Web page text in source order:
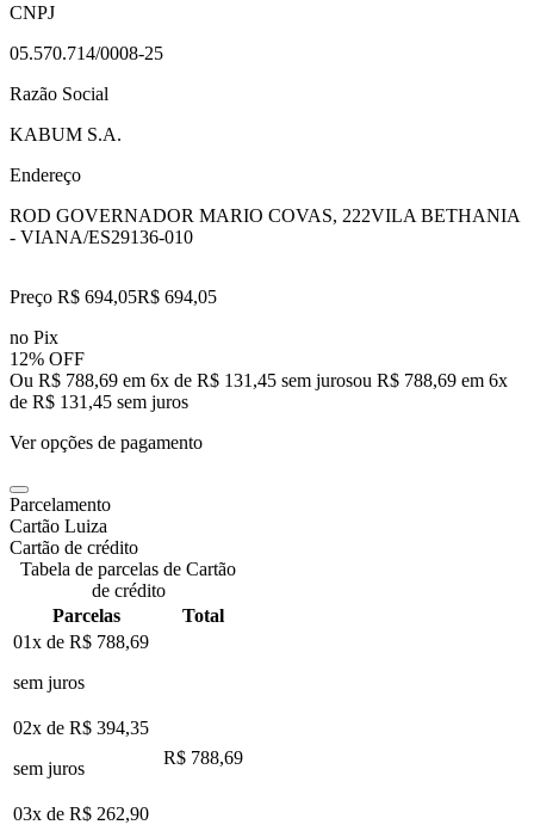
CNPJ
05.570.714/0008-25
Razão Social
KABUM S.A.
Endereço
ROD GOVERNADOR MARIO COVAS, 222VILA BETHANIA
- VIANA/ES29136-010
Preço R$ 694,05R$ 694,05
no Pix
12% OFF
Ou R$ 788,69 em 6x de R$ 131,45 sem jurosou R$ 788,69 em 6x
de R$ 131,45 sem juros
Ver opções de pagamento
Parcelamento
Cartão Luiza
Cartão de crédito
Tabela de parcelas de Cartão
de crédito
Parcelas
Total
01x de R$ 788,69
sem juros
02x de R$ 394,35
sem juros
R$ 788,69
03x de R$ 262,90